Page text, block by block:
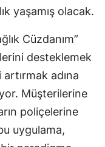
yaşamış olacak.
Cüzdanım”
desteklemek
adına
Müşterilerine
poliçelerine
uygulama,